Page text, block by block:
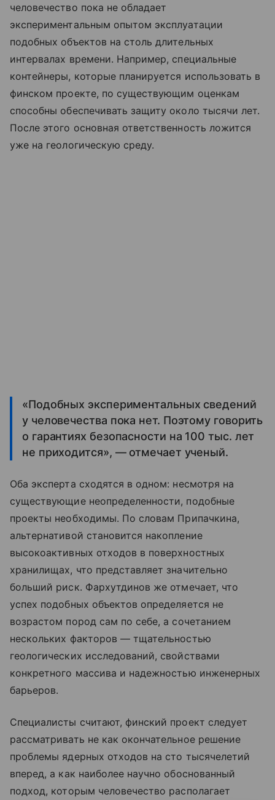
человечество пока не обладает
экспериментальным опытом эксплуатации
подобных объектов на столь длительных
интервалах времени. Например, специальные
контейнеры, которые планируется использовать в
финском проекте, по существующим оценкам
способны обеспечивать защиту около тысячи лет.
После этого основная ответственность ложится
уже на геологическую среду.
«Подобных экспериментальных сведений
у человечества пока нет. Поэтому говорить
о гарантиях безопасности на 100 тыс. лет
не приходится», — отмечает ученый.
Оба эксперта сходятся в одном: несмотря на
существующие неопределенности, подобные
проекты необходимы. По словам Припачкина,
альтернативой становится накопление
высокоактивных отходов в поверхностных
хранилищах, что представляет значительно
больший риск. Фархутдинов же отмечает, что
успех подобных объектов определяется не
возрастом пород сам по себе, а сочетанием
нескольких факторов — тщательностью
геологических исследований, свойствами
конкретного массива и надежностью инженерных
барьеров.
Специалисты считают, финский проект следует
рассматривать не как окончательное решение
проблемы ядерных отходов на сто тысячелетий
вперед, а как наиболее научно обоснованный
подход, которым человечество располагает